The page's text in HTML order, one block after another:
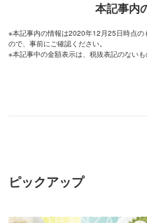
本記事内
※本記事内の情報は2020年12月25日時点
ので、事前にご確認ください。
※本記事中の金額表示は、税抜表記のないも
ピックアップ